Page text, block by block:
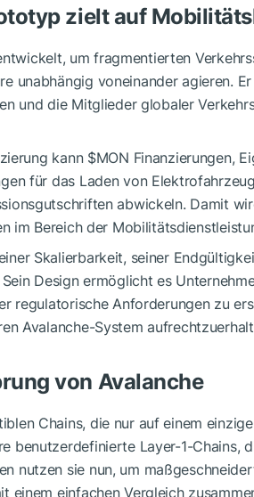
zielt auf
um fragmentierten
unabhängig voneinander agieren.
und die Mitglieder globaler
kann $MON Finanzierungen,
für das Laden von
abwickeln. Damit
im Bereich der
Skalierbarkeit, seiner
Design ermöglicht es
regulatorische Anforderungen zu
Avalanche-System
von Avalanche
Chains, die nur auf einem
benutzerdefinierte Layer-1-Chains,
nutzen sie nun, um
einem einfachen Vergleich